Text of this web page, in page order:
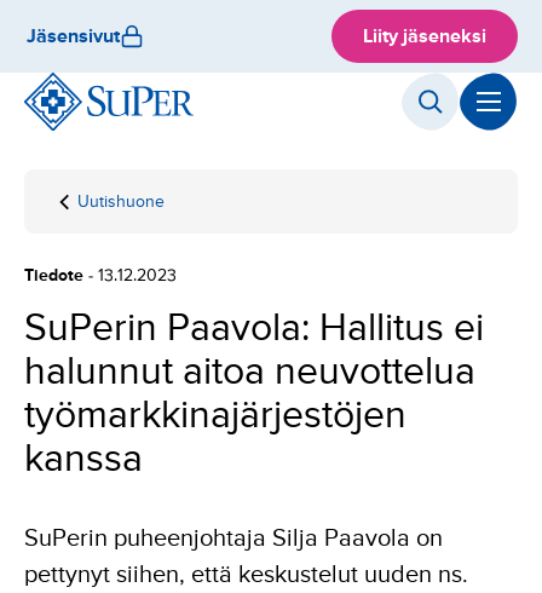
sisältöön
Jäsensivut Liity jäseneksi
Etusivu
Uutishuone
SuPerin Paavola:
työmarkkinajärjestöjen
kanssa
Tiedote - 13.12.2023
SuPerin Paavola: Hallitus ei
halunnut aitoa neuvottelua
työmarkkinajärjestöjen
kanssa
SuPerin puheenjohtaja Silja Paavola on
pettynyt siihen, että keskustelut uuden ns.